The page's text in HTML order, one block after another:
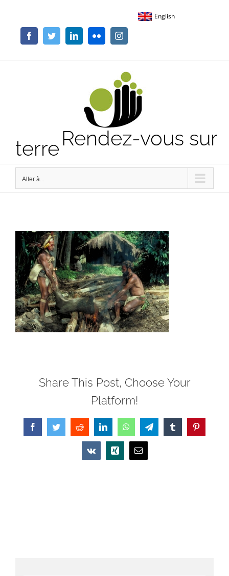
contenu
English
FacebookTwitterLinkedInFlickr Instagram
Rendez-vous sur
terre
Aller à...
Share This Post, Choose Your
Platform!
FacebookTwitterReddit LinkedInWhatsAppTelegramTumblrPinterest
Vk Xing Email